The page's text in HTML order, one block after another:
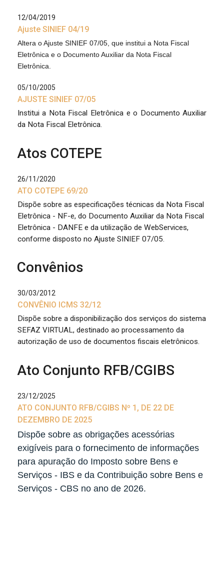
12/04/2019
Ajuste SINIEF 04/19
Altera o Ajuste SINIEF 07/05, que institui a Nota Fiscal
Eletrônica e o Documento Auxiliar da Nota Fiscal
Eletrônica.
05/10/2005
AJUSTE SINIEF 07/05
Institui a Nota Fiscal Eletrônica e o Documento Auxiliar
da Nota Fiscal Eletrônica.
Atos COTEPE
26/11/2020
ATO COTEPE 69/20
Dispõe sobre as especificações técnicas da Nota Fiscal
Eletrônica - NF-e, do Documento Auxiliar da Nota Fiscal
Eletrônica - DANFE e da utilização de WebServices,
conforme disposto no Ajuste SINIEF 07/05.
Convênios
30/03/2012
CONVÊNIO ICMS 32/12
Dispõe sobre a disponibilização dos serviços do sistema
SEFAZ VIRTUAL, destinado ao processamento da
autorização de uso de documentos fiscais eletrônicos.
Ato Conjunto RFB/CGIBS
23/12/2025
ATO CONJUNTO RFB/CGIBS Nº 1, DE 22 DE
DEZEMBRO DE 2025
Dispõe sobre as obrigações acessórias
exigíveis para o fornecimento de informações
para apuração do Imposto sobre Bens e
Serviços - IBS e da Contribuição sobre Bens e
Serviços - CBS no ano de 2026.